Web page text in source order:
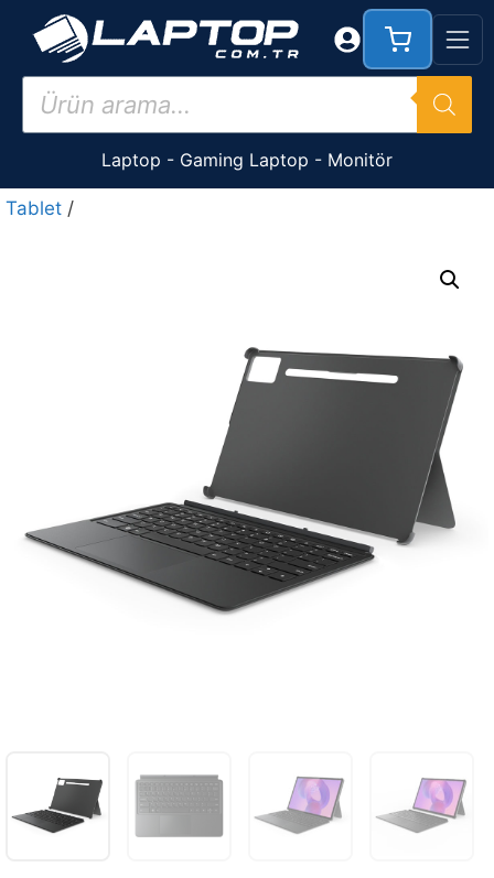
İçeriğe
Products
search
Laptop - Gaming Laptop - Monitör
Tablet /